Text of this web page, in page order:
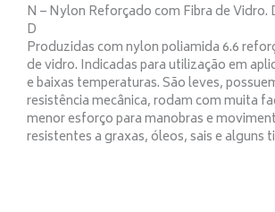
N – Nylon Reforçado com Fibra de Vidro.
D
Produzidas com nylon poliamida 6.6
de vidro. Indicadas para utilização em
e baixas temperaturas. São leves,
resistência mecânica, rodam com muita
menor esforço para manobras e
resistentes a graxas, óleos, sais e alguns